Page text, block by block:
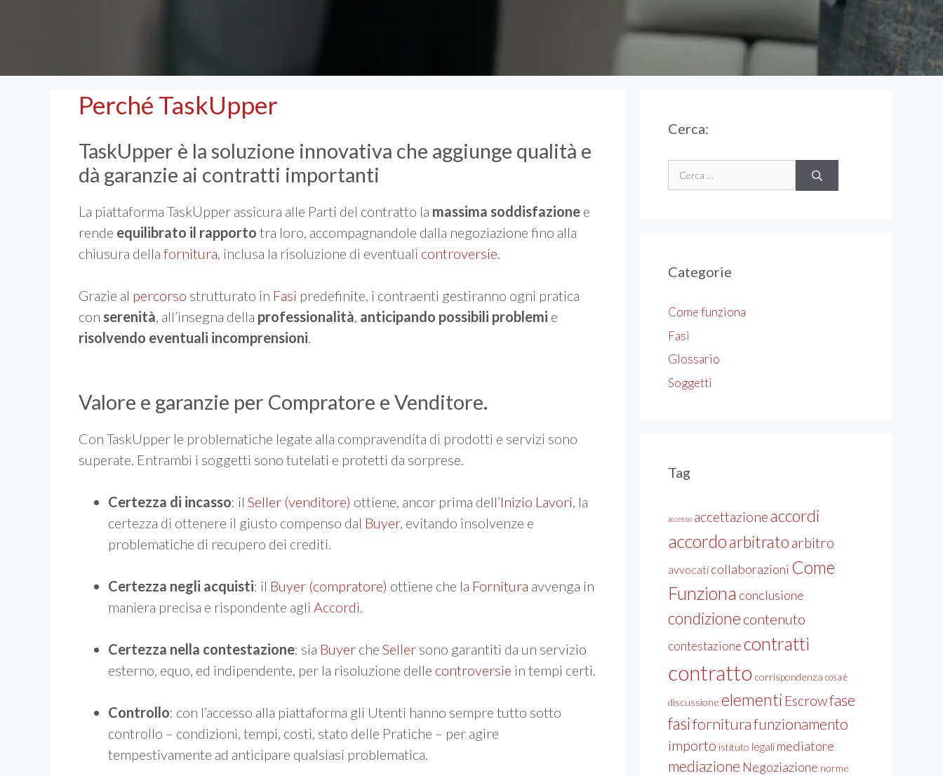
Perché TaskUpper
TaskUpper è la soluzione innovativa che aggiunge qualità e
dà garanzie ai contratti importanti
La piattaforma TaskUpper assicura alle Parti del contratto la massima soddisfazione e
rende equilibrato il rapporto tra loro, accompagnandole dalla negoziazione fino alla
chiusura della fornitura, inclusa la risoluzione di eventuali controversie.
Grazie al percorso strutturato in Fasi predefinite, i contraenti gestiranno ogni pratica
con serenità, all’insegna della professionalità, anticipando possibili problemi e
risolvendo eventuali incomprensioni.
Valore e garanzie per Compratore e Venditore.
Con TaskUpper le problematiche legate alla compravendita di prodotti e servizi sono
superate. Entrambi i soggetti sono tutelati e protetti da sorprese.
Certezza di incasso: il Seller (venditore) ottiene, ancor prima dell’Inizio Lavori, la
certezza di ottenere il giusto compenso dal Buyer, evitando insolvenze e
problematiche di recupero dei crediti.
Certezza negli acquisti: il Buyer (compratore) ottiene che la Fornitura avvenga in
maniera precisa e rispondente agli Accordi.
Certezza nella contestazione: sia Buyer che Seller sono garantiti da un servizio
esterno, equo, ed indipendente, per la risoluzione delle controversie in tempi certi.
Controllo: con l’accesso alla piattaforma gli Utenti hanno sempre tutto sotto
controllo – condizioni, tempi, costi, stato delle Pratiche – per agire
tempestivamente ad anticipare qualsiasi problematica.
Cerca:
Categorie
Come funziona
Fasi
Glossario
Soggetti
Tag
accesso accettazioneaccordi
accordoarbitrato arbitro
avvocati collaborazioni Come
Funziona conclusione
condizione contenuto
contestazionecontratti
contratto corrispondenza cosa è
discussione elementi Escrowfase
fasiforniturafunzionamento
importo istituto legali mediatore
mediazione Negoziazione norme